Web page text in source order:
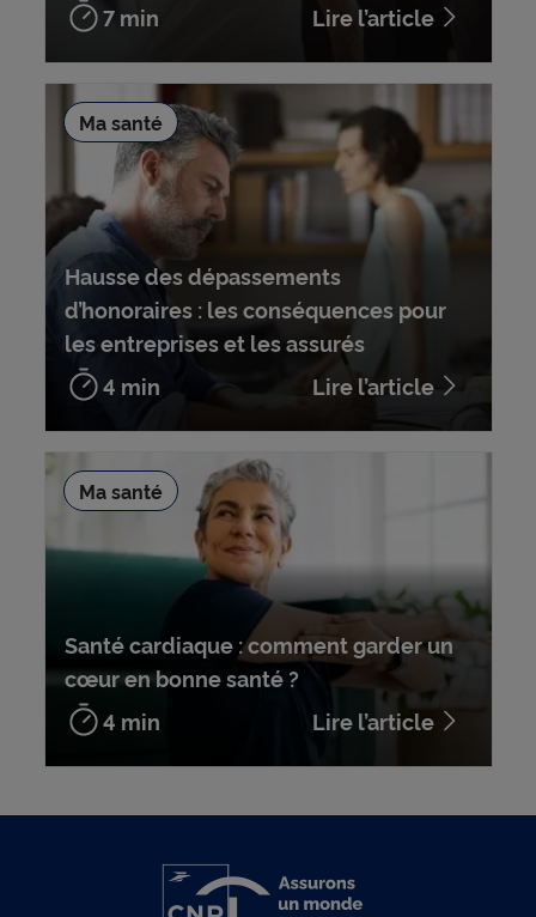
7 min
Lire l’article
Hausse des dépassements
d’honoraires : les conséquences pour
les entreprises et les assurés
4 min
Lire l’article
Ma santé
Santé cardiaque : comment garder un
cœur en bonne santé ?
4 min
Lire l’article
Ma santé